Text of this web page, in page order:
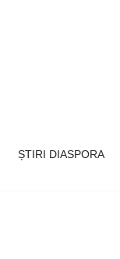
ȘTIRI DIASPORA